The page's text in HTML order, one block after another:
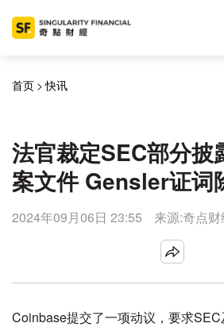
首页 > 快讯
法官裁定SEC部分
案文件 Gensler证词
2024年09月06日 23:55 来源:奇点
Coinbase提交了一项动议，要求